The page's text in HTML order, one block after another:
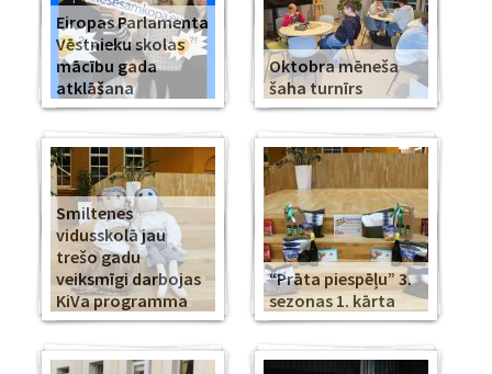
Eiropas Parlamenta
Vēstnieku skolas
mācību gada
atklāšana
Oktobra mēneša
šaha turnīrs
Smiltenes
vidusskolā jau
trešo gadu
veiksmīgi darbojas
KiVa programma
“Prāta piespēļu” 3.
sezonas 1. kārta